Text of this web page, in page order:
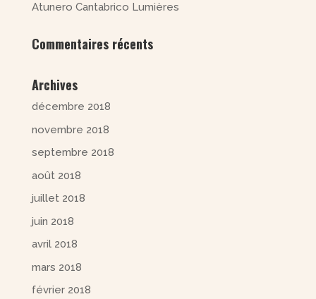
Atunero Cantabrico Lumières
Commentaires récents
Archives
décembre 2018
novembre 2018
septembre 2018
août 2018
juillet 2018
juin 2018
avril 2018
mars 2018
février 2018